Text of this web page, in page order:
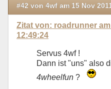
#42 von 4wf am 15 Nov
Zitat von: roadrunner
12:49:24
Servus 4wf !
Dann ist "uns" also
4wheelfun ?